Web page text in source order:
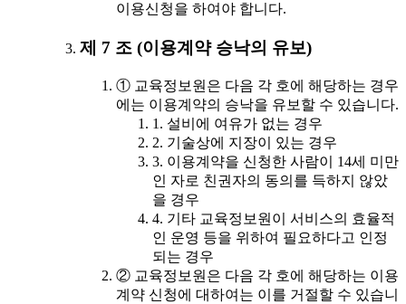
이용신청을 하여야 합니다.
제 7 조 (이용계약 승낙의 유보)
① 교육정보원은 다음 각 호에 해당하는 경우
에는 이용계약의 승낙을 유보할 수 있습니다.
1. 설비에 여유가 없는 경우
2. 기술상에 지장이 있는 경우
3. 이용계약을 신청한 사람이 14세 미만
인 자로 친권자의 동의를 득하지 않았
을 경우
4. 기타 교육정보원이 서비스의 효율적
인 운영 등을 위하여 필요하다고 인정
되는 경우
② 교육정보원은 다음 각 호에 해당하는 이용
계약 신청에 대하여는 이를 거절할 수 있습니